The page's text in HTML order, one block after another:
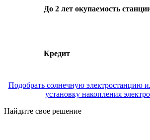
До 2 лет окупаемость
Кредит
Подобрать солнечную электростанцию
установку накопления
Найдите свое решение